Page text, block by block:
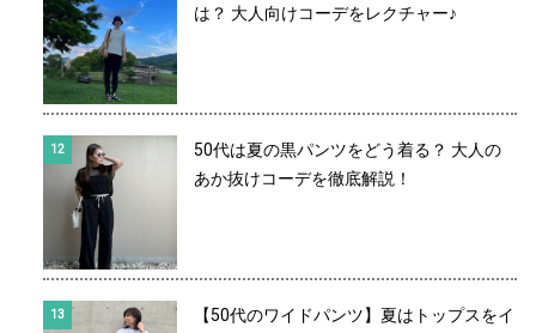
は？ 大人向けコーデをレクチャー♪
50代は夏の黒パンツをどう着る？ 大人の
あか抜けコーデを徹底解説！
【50代のワイドパンツ】夏はトップスをイ